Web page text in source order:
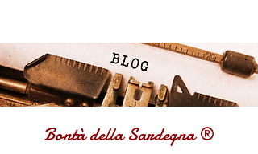
Bontà della Sardegna ®